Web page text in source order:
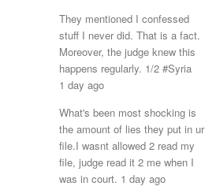
They mentioned I confessed
stuff I never did. That is a fact.
Moreover, the judge knew this
happens regularly. 1/2 #Syria
1 day ago
What's been most shocking is
the amount of lies they put in ur
file.I wasnt allowed 2 read my
file, judge read it 2 me when I
was in court. 1 day ago